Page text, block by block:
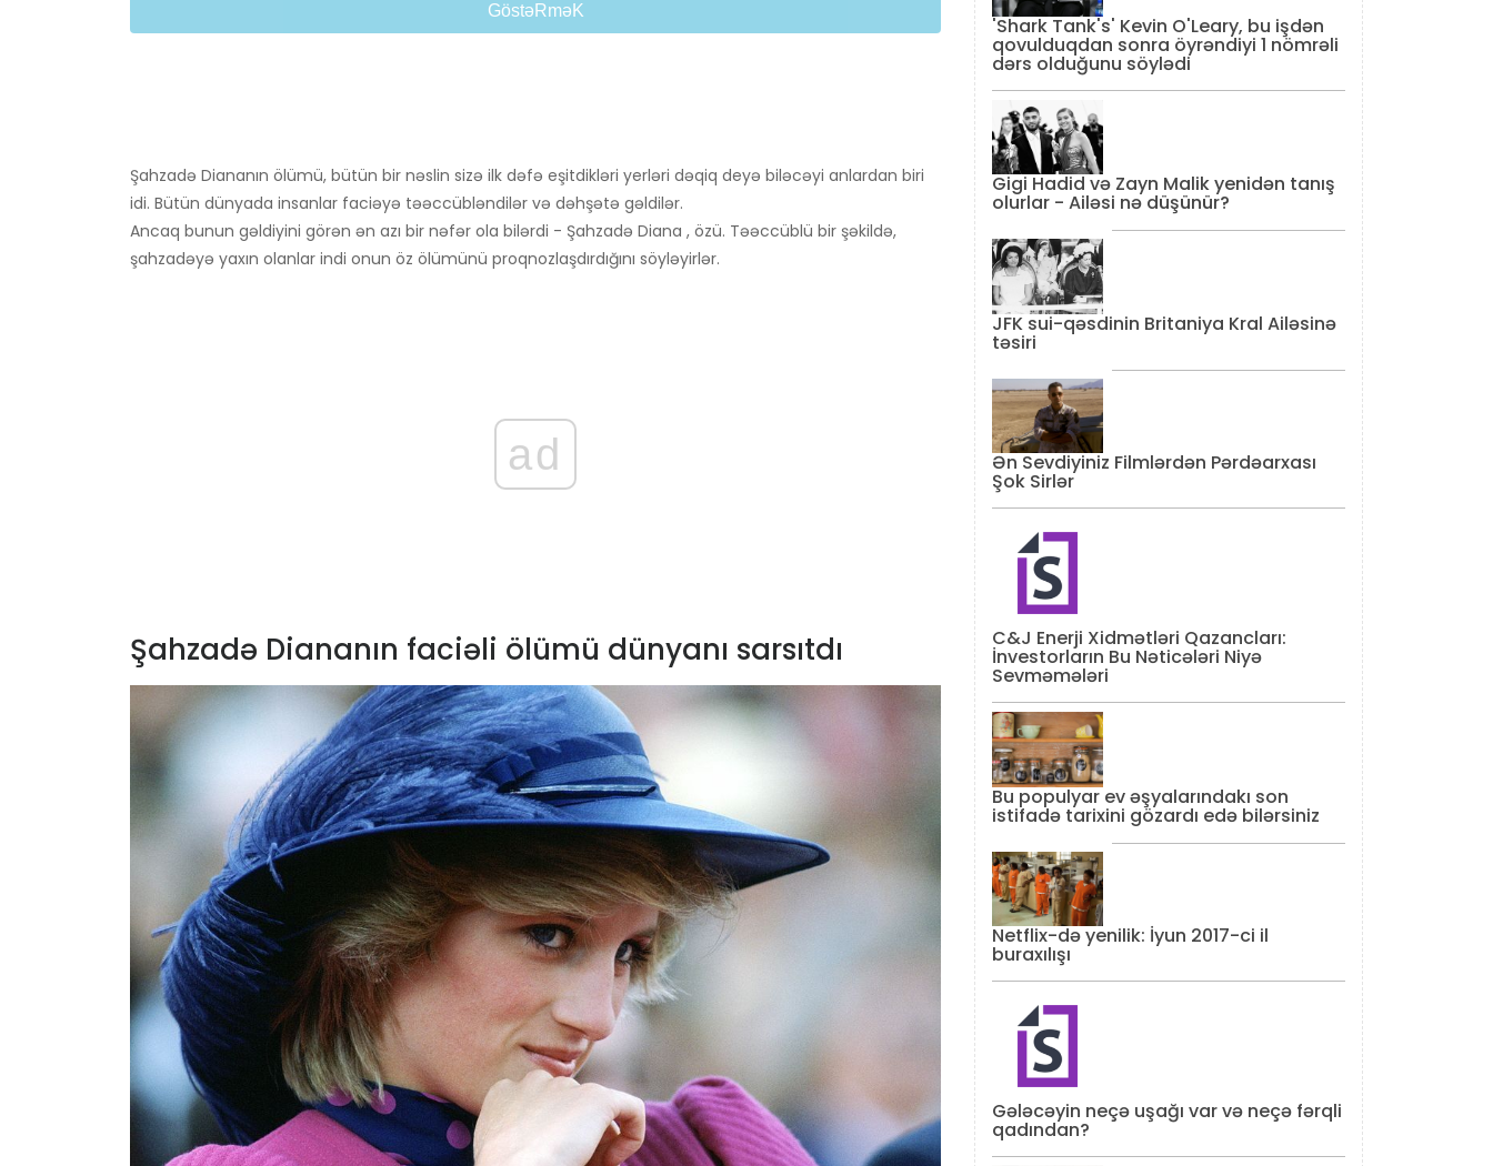
GöstəRməK
Şahzadə Diananın ölümü, bütün bir nəslin sizə ilk dəfə eşitdikləri yerləri dəqiq deyə biləcəyi anlardan biri
idi. Bütün dünyada insanlar faciəyə təəccübləndilər və dəhşətə gəldilər.
Ancaq bunun gəldiyini görən ən azı bir nəfər ola bilərdi - Şahzadə Diana , özü. Təəccüblü bir şəkildə,
şahzadəyə yaxın olanlar indi onun öz ölümünü proqnozlaşdırdığını söyləyirlər.
ad
Şahzadə Diananın faciəli ölümü dünyanı sarsıtdı
'Shark Tank's' Kevin O'Leary, bu işdən
qovulduqdan sonra öyrəndiyi 1 nömrəli
dərs olduğunu söylədi
Gigi Hadid və Zayn Malik yenidən tanış
olurlar - Ailəsi nə düşünür?
JFK sui-qəsdinin Britaniya Kral Ailəsinə
təsiri
Ən Sevdiyiniz Filmlərdən Pərdəarxası
Şok Sirlər
C&J Enerji Xidmətləri Qazancları:
İnvestorların Bu Nəticələri Niyə
Sevməmələri
Bu populyar ev əşyalarındakı son
istifadə tarixini gözardı edə bilərsiniz
Netflix-də yenilik: İyun 2017-ci il
buraxılışı
Gələcəyin neçə uşağı var və neçə fərqli
qadından?